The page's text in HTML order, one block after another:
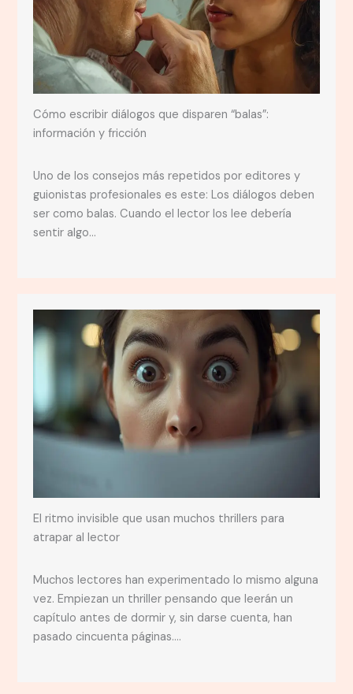
Cómo escribir diálogos que disparen “balas”:
información y fricción
Uno de los consejos más repetidos por editores y
guionistas profesionales es este: Los diálogos deben
ser como balas. Cuando el lector los lee debería
sentir algo…
El ritmo invisible que usan muchos thrillers para
atrapar al lector
Muchos lectores han experimentado lo mismo alguna
vez. Empiezan un thriller pensando que leerán un
capítulo antes de dormir y, sin darse cuenta, han
pasado cincuenta páginas….